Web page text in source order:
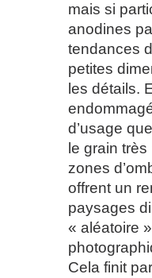
mais si
anodines
tendances
petites
les détails.
d’usage
le grain
zones
offrent un
paysages
« aléatoire
Cela finit